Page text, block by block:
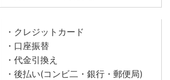
・クレジットカード
・口座振替
・代金引換え
・後払い(コンビ二・銀行・郵便局)